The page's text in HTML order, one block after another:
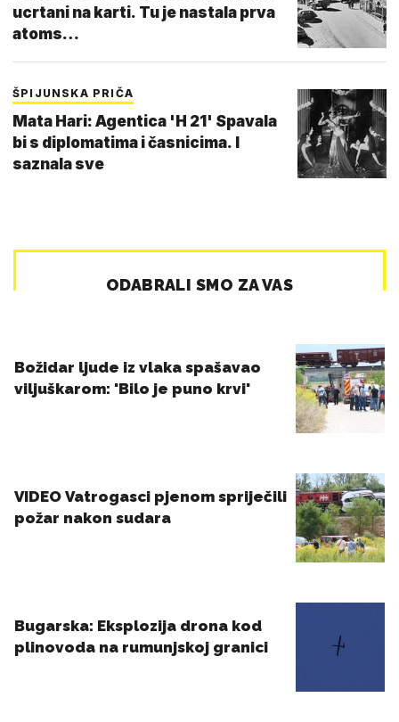
ucrtani na karti. Tu je nastala prva
atoms…
ŠPIJUNSKA PRIČA
Mata Hari: Agentica 'H 21' Spavala
bi s diplomatima i časnicima. I
saznala sve